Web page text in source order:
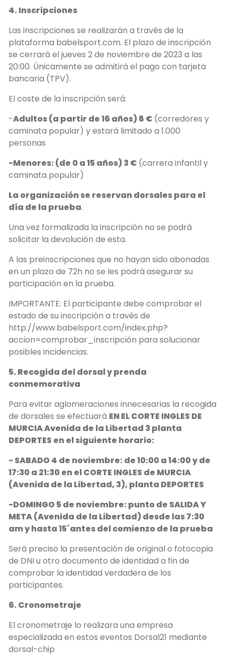
4. Inscripciones
Las inscripciones se realizarán a través de la
plataforma babelsport.com. El plazo de inscripción
se cerrará el jueves 2 de noviembre de 2023 a las
20:00. Únicamente se admitirá el pago con tarjeta
bancaria (TPV).
El coste de la inscripción será:
-Adultos (a partir de 16 años) 8 € (corredores y
caminata popular) y estará limitado a 1.000
personas
-Menores: (de 0 a 15 años) 3 € (carrera infantil y
caminata popular)
La organización se reservan dorsales para el
día de la prueba.
Una vez formalizada la inscripción no se podrá
solicitar la devolución de esta.
A las preinscripciones que no hayan sido abonadas
en un plazo de 72h no se les podrá asegurar su
participación en la prueba.
IMPORTANTE: El participante debe comprobar el
estado de su inscripción a través de
http://www.babelsport.com/index.php?
accion=comprobar_inscripción para solucionar
posibles incidencias.
5. Recogida del dorsal y prenda
conmemorativa
Para evitar aglomeraciones innecesarias la recogida
de dorsales se efectuará EN EL CORTE INGLES DE
MURCIA Avenida de la Libertad 3 planta
DEPORTES en el siguiente horario:
- SABADO 4 de noviembre: de 10:00 a 14:00 y de
17:30 a 21:30 en el CORTE INGLES de MURCIA
(Avenida de la Libertad, 3), planta DEPORTES
-DOMINGO 5 de noviembre: punto de SALIDA Y
META (Avenida de la Libertad) desde las 7:30
am y hasta 15´antes del comienzo de la prueba
Será preciso la presentación de original o fotocopia
de DNI u otro documento de identidad a fin de
comprobar la identidad verdadera de los
participantes.
6. Cronometraje
El cronometraje lo realizara una empresa
especializada en estos eventos Dorsal21 mediante
dorsal-chip